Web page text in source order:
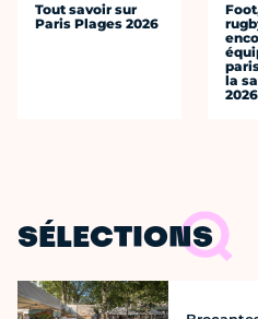
Tout savoir sur
Paris Plages 2026
la
SÉLECTIONS